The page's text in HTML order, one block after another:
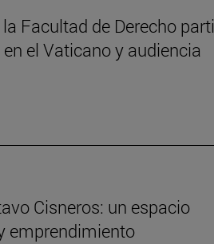
Facultad de Derecho
el Vaticano y audiencia
Cisneros: un espacio
emprendimiento